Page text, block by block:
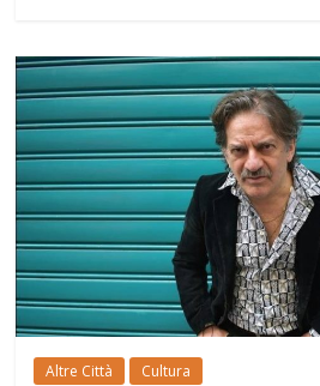
Altre Città Cultura